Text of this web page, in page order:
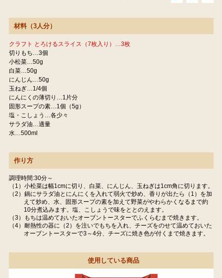
材料（3人分）
クラフト とろけるスライス（7枚入り）…3枚
切りもち…3個
小松菜…50g
白菜…50g
にんじん…50g
玉ねぎ…1/4個
にんにくの薄切り…1片分
固形スープの素…1個（5g）
塩・こしょう…各少々
サラダ油…適量
水…500ml
作り方
調理時間:30分～
（1）小松菜は幅1cmに切り、白菜、にんじん、玉ねぎは1cm角に切ります。
（2）鍋にサラダ油とにんにくを入れて弱火で炒め、香りが出たら（1）を加
えて炒め、水、固形スープの素を加えて野菜がやわらかくなるまで約
10分煮込みます。塩、こしょうで味をととのえます。
（3）もちは温めておいたオーブントースターでふくらむまで焼きます。
（4）耐熱性の器に（2）を注いでもちを入れ、チーズをのせて温めておいた
オーブントースターで3～4分、チーズに焼き色が付くまで焼きます。
使用している商品